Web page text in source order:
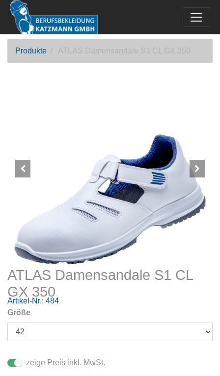
Produkte ATLAS Damensandale S1 CL GX 350
ATLAS Damensandale S1 CL
GX 350
Artikel-Nr.: 484
Größe
zeige Preis inkl. MwSt.